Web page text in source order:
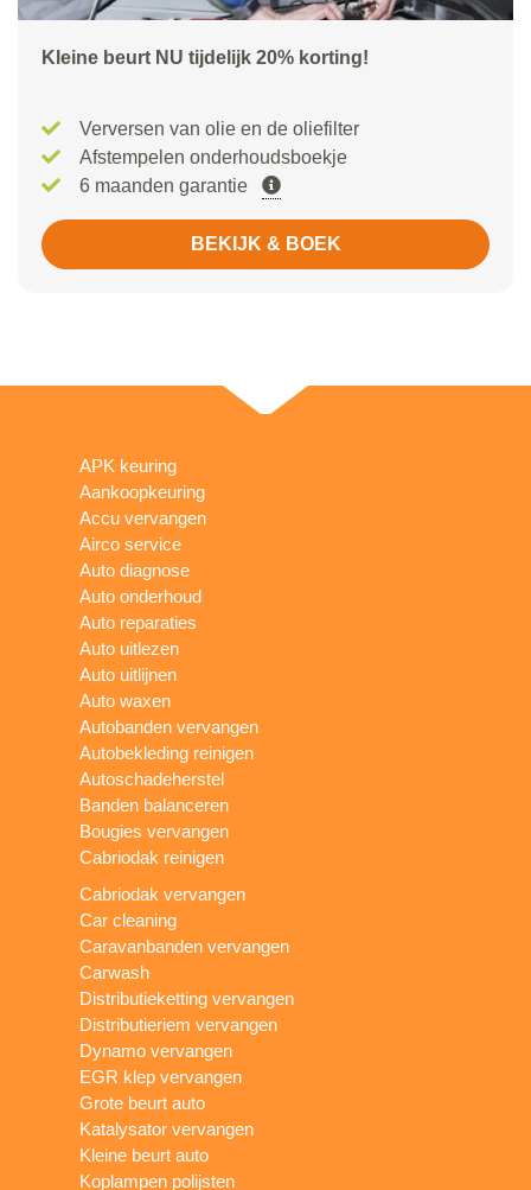
Kleine beurt NU tijdelijk 20% korting!
Verversen van olie en de oliefilter
Afstempelen onderhoudsboekje
6 maanden garantie
BEKIJK & BOEK
APK keuring
Aankoopkeuring
Accu vervangen
Airco service
Auto diagnose
Auto onderhoud
Auto reparaties
Auto uitlezen
Auto uitlijnen
Auto waxen
Autobanden vervangen
Autobekleding reinigen
Autoschadeherstel
Banden balanceren
Bougies vervangen
Cabriodak reinigen
Cabriodak vervangen
Car cleaning
Caravanbanden vervangen
Carwash
Distributieketting vervangen
Distributieriem vervangen
Dynamo vervangen
EGR klep vervangen
Grote beurt auto
Katalysator vervangen
Kleine beurt auto
Koplampen polijsten